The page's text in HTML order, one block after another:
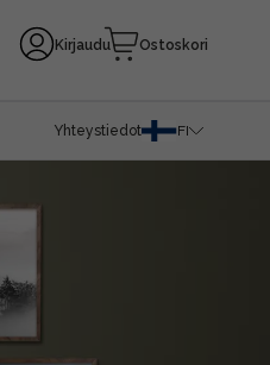
Kirjaudu Ostoskori
Yhteystiedot FI